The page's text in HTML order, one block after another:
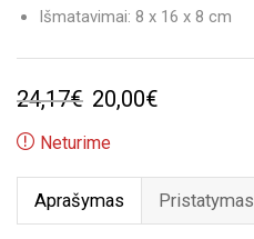
Išmatavimai: 8 x 16 x 8 cm
24,17€ Original
price
24,17€.
20,00€
20,00€.
Neturime
Aprašymas Pristatymas